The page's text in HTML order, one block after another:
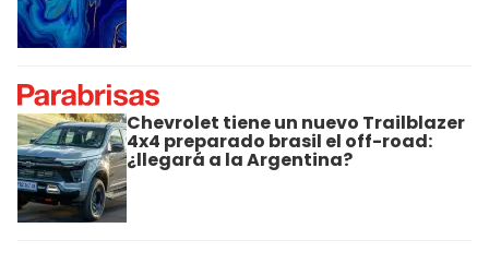
Chevrolet tiene un nuevo Trailblazer
4x4 preparado brasil el off-road:
¿llegará a la Argentina?